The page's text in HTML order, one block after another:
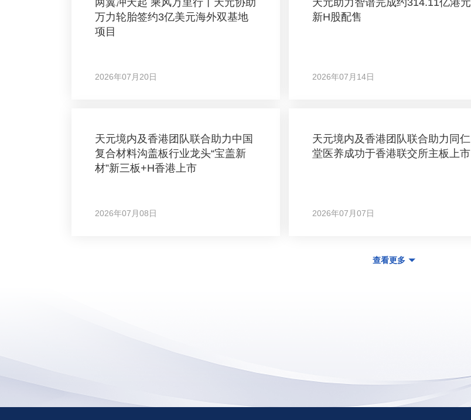
两翼冲天起 乘风万里行丨天元协助
万力轮胎签约3亿美元海外双基地
项目
2026年07月20日
天元助力智谱完成约314.11亿港元
新H股配售
2026年07月14日
天元境内及香港团队联合助力中国
复合材料沟盖板行业龙头“宝盖新
材”新三板+H香港上市
2026年07月08日
天元境内及香港团队联合助力同仁
堂医养成功于香港联交所主板上市
2026年07月07日
查看更多